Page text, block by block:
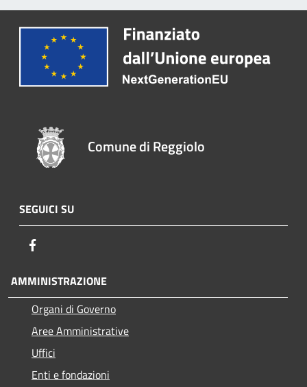
Comune di Reggiolo
SEGUICI SU
AMMINISTRAZIONE
Organi di Governo
Aree Amministrative
Uffici
Enti e fondazioni